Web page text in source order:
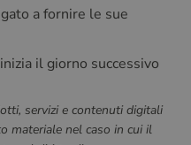
a fornire le sue
il giorno successivo
servizi e contenuti digitali
materiale nel caso in cui il